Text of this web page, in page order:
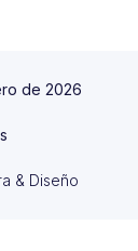
de 2026
& Diseño